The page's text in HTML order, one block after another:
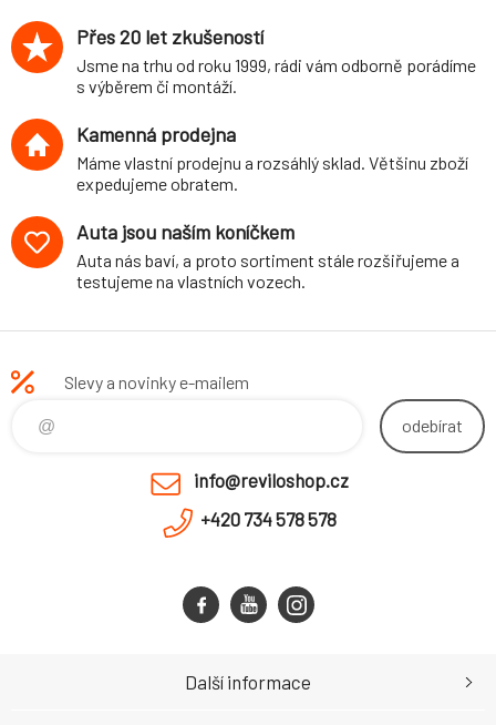
Přes 20 let zkušeností
Jsme na trhu od roku 1999, rádi vám odborně porádíme
s výběrem či montáží.
Kamenná prodejna
Máme vlastní prodejnu a rozsáhlý sklad. Většinu zboží
expedujeme obratem.
Auta jsou naším koníčkem
Auta nás baví, a proto sortiment stále rozšiřujeme a
testujeme na vlastních vozech.
Slevy a novinky e-mailem
odebírat
info@reviloshop.cz
+420 734 578 578
Další informace